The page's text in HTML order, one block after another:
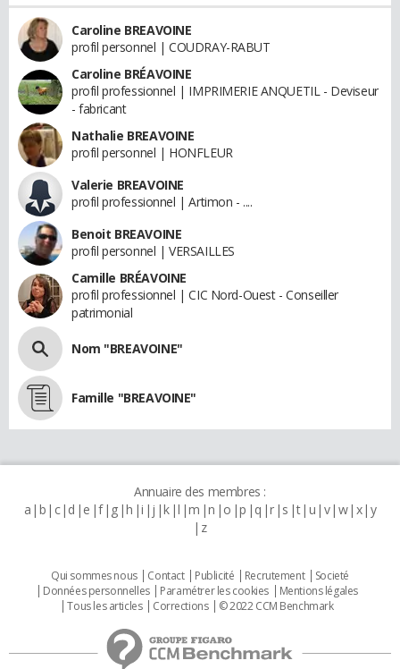
Caroline BREAVOINE
profil personnel | COUDRAY-RABUT
Caroline BRÉAVOINE
profil professionnel | IMPRIMERIE ANQUETIL - Deviseur
- fabricant
Nathalie BREAVOINE
profil personnel | HONFLEUR
Valerie BREAVOINE
profil professionnel | Artimon - ....
Benoit BREAVOINE
profil personnel | VERSAILLES
Camille BRÉAVOINE
profil professionnel | CIC Nord-Ouest - Conseiller
patrimonial
Nom "BREAVOINE"
Famille "BREAVOINE"
Annuaire des membres :
a b c d e f g h i j k l m n o p q r s t u v w x y
z
Qui sommes nous Contact Publicité Recrutement
Societé
Données personnelles
Paramétrer les cookies
Mentions légales
Tous les articles
Corrections © 2022 CCM Benchmark